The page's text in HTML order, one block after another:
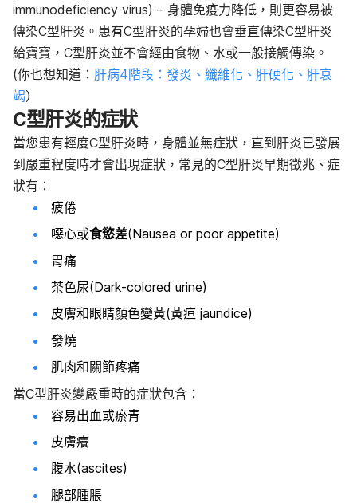
immunodeficiency virus) – 身體免疫力降低，則更容易被
傳染C型肝炎。患有C型肝炎的孕婦也會垂直傳染C型肝炎
給寶寶，C型肝炎並不會經由食物、水或一般接觸傳染。
(你也想知道： 肝病4階段：發炎、纖維化、肝硬化、肝衰
竭）
C型肝炎的症狀
當您患有輕度C型肝炎時，身體並無症狀，直到肝炎已發展
到嚴重程度時才會出現症狀，常見的C型肝炎早期徵兆、症
狀有：
疲倦
噁心或食慾差(Nausea or poor appetite)
胃痛
茶色尿(Dark-colored urine)
皮膚和眼睛顏色變黃(黃疸 jaundice)
發燒
肌肉和關節疼痛
當C型肝炎變嚴重時的症狀包含：
容易出血或瘀青
皮膚癢
腹水(ascites)
腿部腫脹